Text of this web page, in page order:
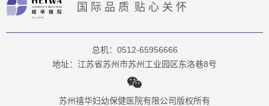
国际品质 贴心关怀
总机：0512-65956666
地址：江苏省苏州市苏州工业园区东洛巷8号
苏州禧华妇幼保健医院有限公司版权所有